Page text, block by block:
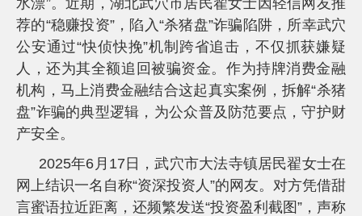
水漂”。近期，湖北武穴市居民翟女士因轻信网友推
荐的“稳赚投资”，陷入“杀猪盘”诈骗陷阱，所幸武穴
公安通过“快侦快挽”机制跨省追击，不仅抓获嫌疑
人，还为其全额追回被骗资金。作为持牌消费金融
机构，马上消费金融结合这起真实案例，拆解“杀猪
盘”诈骗的典型逻辑，为公众普及防范要点，守护财
产安全。
2025年6月17日，武穴市大法寺镇居民翟女士在
网上结识一名自称“资深投资人”的网友。对方凭借甜
言蜜语拉近距离，还频繁发送“投资盈利截图”，声称